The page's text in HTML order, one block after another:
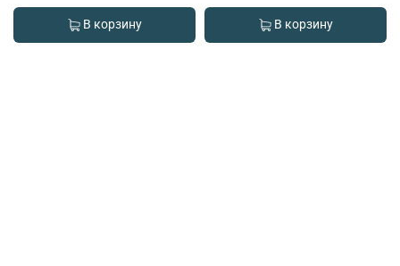
В корзину В корзину